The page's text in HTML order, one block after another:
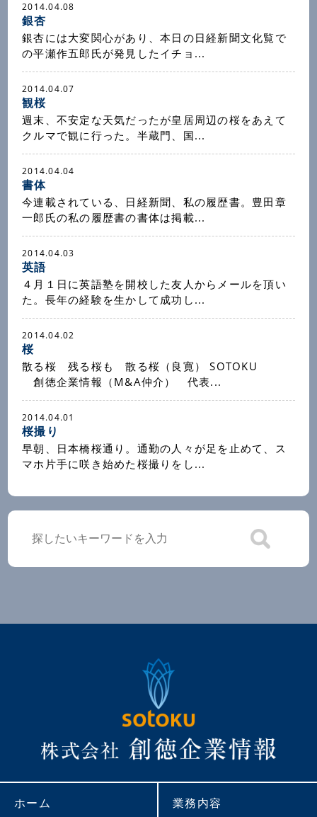
2014.04.08
銀杏
銀杏には大変関心があり、本日の日経新聞文化覧で
の平瀬作五郎氏が発見したイチョ...
2014.04.07
観桜
週末、不安定な天気だったが皇居周辺の桜をあえて
クルマで観に行った。半蔵門、国...
2014.04.04
書体
今連載されている、日経新聞、私の履歴書。豊田章
一郎氏の私の履歴書の書体は掲載...
2014.04.03
英語
４月１日に英語塾を開校した友人からメールを頂い
た。長年の経験を生かして成功し...
2014.04.02
桜
散る桜 残る桜も 散る桜（良寛） SOTOKU
創徳企業情報（M&A仲介） 代表...
2014.04.01
桜撮り
早朝、日本橋桜通り。通勤の人々が足を止めて、ス
マホ片手に咲き始めた桜撮りをし...
ホーム 業務内容